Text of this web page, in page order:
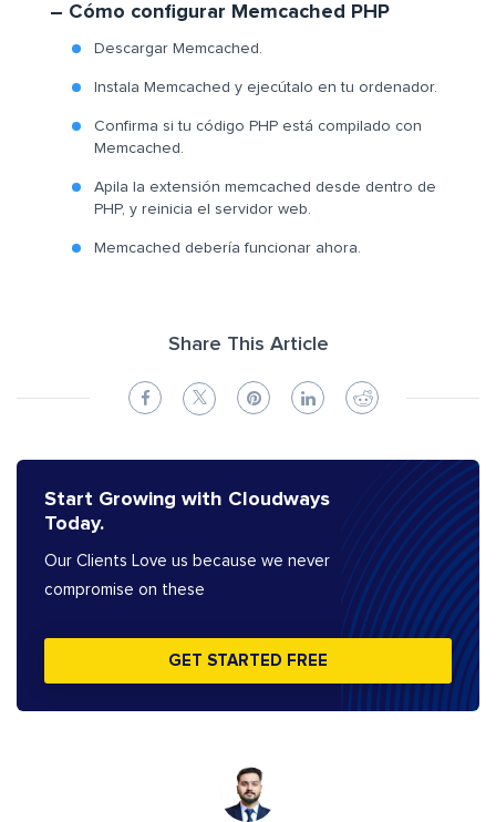
– Cómo configurar Memcached PHP
Descargar Memcached.
Instala Memcached y ejecútalo en tu ordenador.
Confirma si tu código PHP está compilado con
Memcached.
Apila la extensión memcached desde dentro de
PHP, y reinicia el servidor web.
Memcached debería funcionar ahora.
Share This Article
Start Growing with Cloudways
Today.
Our Clients Love us because we never
compromise on these
GET STARTED FREE